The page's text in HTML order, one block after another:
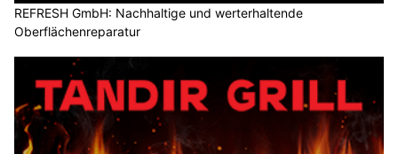
REFRESH GmbH: Nachhaltige und werterhaltende
Oberflächenreparatur